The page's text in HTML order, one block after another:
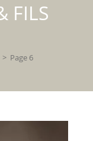
FILS
> Page 6